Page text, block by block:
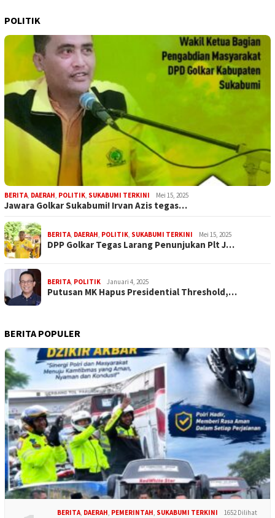
POLITIK
BERITA, DAERAH, POLITIK, SUKABUMI TERKINI Mei 15, 2025
Jawara Golkar Sukabumi! Irvan Azis tegas…
BERITA, DAERAH, POLITIK, SUKABUMI TERKINI Mei 15, 2025
DPP Golkar Tegas Larang Penunjukan Plt J…
BERITA, POLITIK Januari 4, 2025
Putusan MK Hapus Presidential Threshold,…
BERITA POPULER
BERITA, DAERAH, PEMERINTAH, SUKABUMI TERKINI 1652 Dilihat